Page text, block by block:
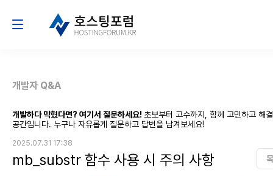
개발자 Q&A
개발하다 막혔다면? 여기서 질문하세요! 초보부터 고수까지, 함께 고민하고 해
공간입니다. 누구나 자유롭게 질문하고 답변을 남겨보세요!
2025.07.31 17:38
mb_substr 함수 사용 시 주의 사항